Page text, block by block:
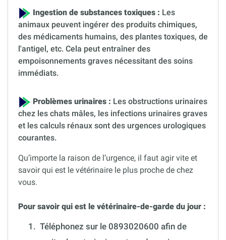
Ingestion de substances toxiques : Les
animaux peuvent ingérer des produits chimiques,
des médicaments humains, des plantes toxiques, de
l'antigel, etc. Cela peut entraîner des
empoisonnements graves nécessitant des soins
immédiats.
Problèmes urinaires : Les obstructions urinaires
chez les chats mâles, les infections urinaires graves
et les calculs rénaux sont des urgences urologiques
courantes.
Qu’importe la raison de l’urgence, il faut agir vite et
savoir qui est le vétérinaire le plus proche de chez
vous.
Pour savoir qui est le vétérinaire-de-garde du jour :
1. Téléphonez sur le 0893020600 afin de